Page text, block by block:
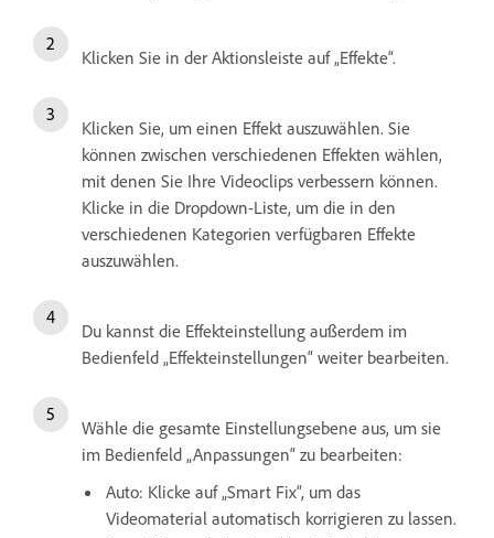
Klicken Sie in der Aktionsleiste auf „Effekte“.
Klicken Sie, um einen Effekt auszuwählen. Sie
können zwischen verschiedenen Effekten wählen,
mit denen Sie Ihre Videoclips verbessern können.
Klicke in die Dropdown-Liste, um die in den
verschiedenen Kategorien verfügbaren Effekte
auszuwählen.
Du kannst die Effekteinstellung außerdem im
Bedienfeld „Effekteinstellungen“ weiter bearbeiten.
Wähle die gesamte Einstellungsebene aus, um sie
im Bedienfeld „Anpassungen“ zu bearbeiten:
Auto: Klicke auf „Smart Fix“, um das
Videomaterial automatisch korrigieren zu lassen.